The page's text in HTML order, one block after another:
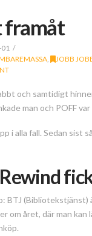
framåt
, JOBB
och samtidigt
man och POFF
i alla fall. Sedan sist
BTJ (Bibliotekstjänst)
om året, där man